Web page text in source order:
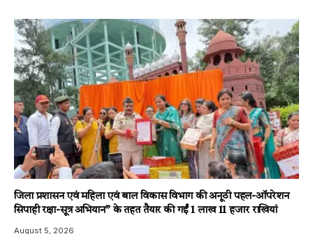
जिला प्रशासन एवं महिला एवं बाल विकास विभाग की अनूठी पहल-ऑपरेशन
सिपाही रक्षा-सूत्र अभियान” के तहत तैयार की गईं 1 लाख 11 हजार राखियां
August 5, 2026